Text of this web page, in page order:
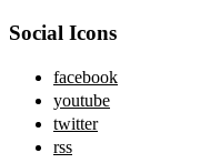
Social Icons
facebook
youtube
twitter
rss